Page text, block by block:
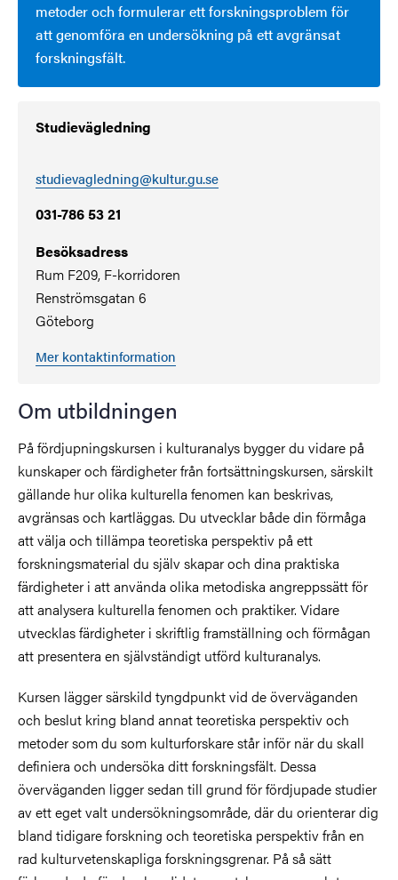
metoder och formulerar ett forskningsproblem för
att genomföra en undersökning på ett avgränsat
forskningsfält.
Studievägledning
studievagledning@kultur.gu.se
031-786 53 21
Besöksadress
Rum F209, F-korridoren
Renströmsgatan 6
Göteborg
Mer kontaktinformation
Om utbildningen
På fördjupningskursen i kulturanalys bygger du vidare på
kunskaper och färdigheter från fortsättningskursen, särskilt
gällande hur olika kulturella fenomen kan beskrivas,
avgränsas och kartläggas. Du utvecklar både din förmåga
att välja och tillämpa teoretiska perspektiv på ett
forskningsmaterial du själv skapar och dina praktiska
färdigheter i att använda olika metodiska angreppssätt för
att analysera kulturella fenomen och praktiker. Vidare
utvecklas färdigheter i skriftlig framställning och förmågan
att presentera en självständigt utförd kulturanalys.
Kursen lägger särskild tyngdpunkt vid de överväganden
och beslut kring bland annat teoretiska perspektiv och
metoder som du som kulturforskare står inför när du skall
definiera och undersöka ditt forskningsfält. Dessa
överväganden ligger sedan till grund för fördjupade studier
av ett eget valt undersökningsområde, där du orienterar dig
bland tidigare forskning och teoretiska perspektiv från en
rad kulturvetenskapliga forskningsgrenar. På så sätt